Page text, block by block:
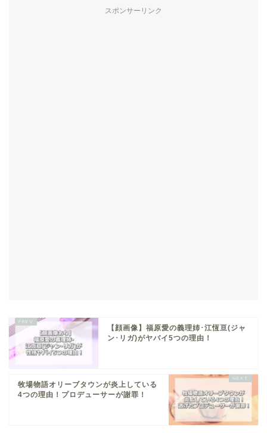
スポンサーリンク
【顔画像】福原愛の義理姉･江恆亘(ジャ
ン･リガ)がヤバイ5つの理由！
牧場物語オリーブタウンが炎上している
4つの理由！プロデューサーが謝罪！